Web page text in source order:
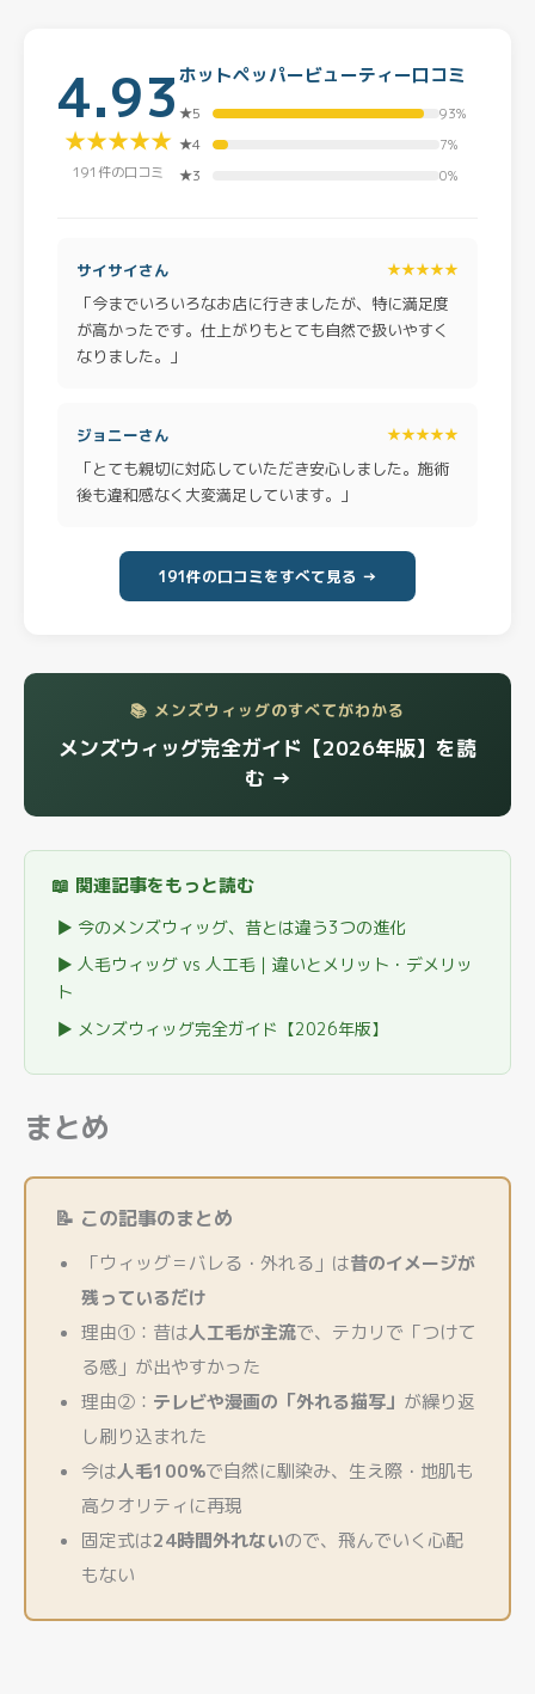
4.93
★★★★★
191件の口コミ
ホットペッパービューティー口コミ
★5 93%
★4 7%
★3 0%
サイサイさん ★★★★★
「今までいろいろなお店に行きましたが、特に満足度
が高かったです。仕上がりもとても自然で扱いやすく
なりました。」
ジョニーさん ★★★★★
「とても親切に対応していただき安心しました。施術
後も違和感なく大変満足しています。」
191件の口コミをすべて見る →
📚 メンズウィッグのすべてがわかる
メンズウィッグ完全ガイド【2026年版】を読
む →
📖 関連記事をもっと読む
▶ 今のメンズウィッグ、昔とは違う3つの進化
▶ 人毛ウィッグ vs 人工毛｜違いとメリット・デメリッ
ト
▶ メンズウィッグ完全ガイド【2026年版】
まとめ
📝 この記事のまとめ
「ウィッグ＝バレる・外れる」は昔のイメージが
残っているだけ
理由①：昔は人工毛が主流で、テカリで「つけて
る感」が出やすかった
理由②： テレビや漫画の「外れる描写」 が繰り返
し刷り込まれた
今は人毛100%で自然に馴染み、生え際・地肌も
高クオリティに再現
固定式は24時間外れないので、飛んでいく心配
もない